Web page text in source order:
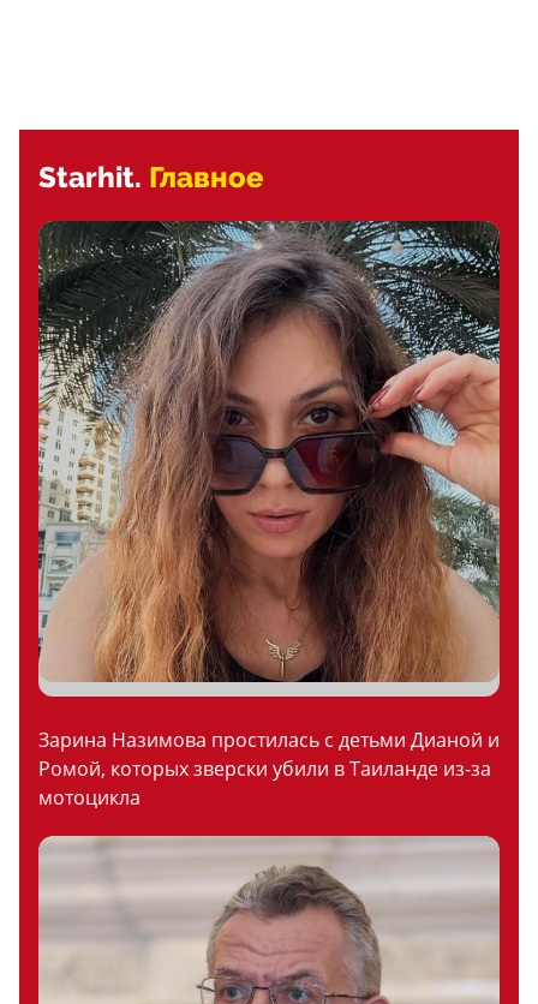
Starhit. Главное
Зарина Назимова простилась с детьми Дианой и
Ромой, которых зверски убили в Таиланде из-за
мотоцикла